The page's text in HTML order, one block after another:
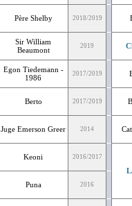
Père Shelby 2018/2019
Sir William
Beaumont
2019
Egon Tiedemann -
1986
2017/2019
Berto 2017/2019
Juge Emerson Greer 2014
Keoni 2016/2017
Puna 2016